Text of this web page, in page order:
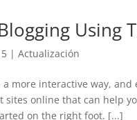
Using
|Actualización
more interactive way, and
online that can help
on the right foot. [...]